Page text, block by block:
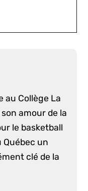
au Collège La
amour de la
le basketball
un
clé de la